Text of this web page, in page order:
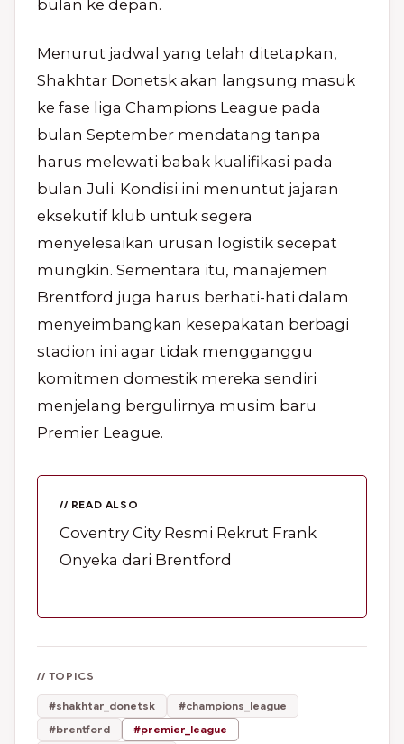
bulan ke depan.
Menurut jadwal yang telah ditetapkan,
Shakhtar Donetsk akan langsung masuk
ke fase liga Champions League pada
bulan September mendatang tanpa
harus melewati babak kualifikasi pada
bulan Juli. Kondisi ini menuntut jajaran
eksekutif klub untuk segera
menyelesaikan urusan logistik secepat
mungkin. Sementara itu, manajemen
Brentford juga harus berhati-hati dalam
menyeimbangkan kesepakatan berbagi
stadion ini agar tidak mengganggu
komitmen domestik mereka sendiri
menjelang bergulirnya musim baru
Premier League.
// READ ALSO
Coventry City Resmi Rekrut Frank
Onyeka dari Brentford
// TOPICS
#shakhtar_donetsk
#champions_league
#brentford
#premier_league